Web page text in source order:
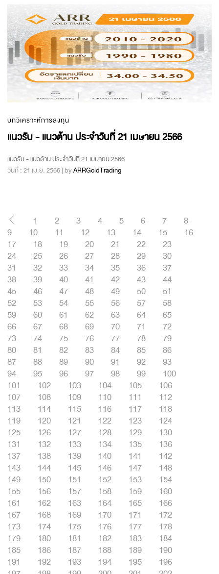
บทวิเคราะห์การลงทุน
แนวรับ - แนวต้าน ประจำวันที่ 21 เมษายน 2566
แนวรับ - แนวต้าน ประจำวันที่ 21 เมษายน 2566
วันที่ : 21 เม.ย. 2566 | byARRGoldTrading
1 2 3 4 5 6 7
8
9
10 11 12 13 14 15
16
17
18 19 20 21 22
23
24
25 26 27 28 29
30
31
32 33 34 35 36
37
38
39 40 41 42 43
44
45
46 47 48 49 50
51
52
53 54 55 56 57
58
59
60 61 62 63 64
65
66
67 68 69 70 71
72
73
74 75 76 77 78
79
80
81 82 83 84 85
86
87
88 89 90 91 92
93
94
95 96 97 98 99
100
101
102 103 104 105
106
107
108 109 110 111
112
113
114 115 116 117
118
119
120 121 122 123
124
125
126 127 128 129
130
131
132 133 134 135
136
137
138 139 140 141
142
143
144 145 146 147
148
149
150 151 152 153
154
155
156 157 158 159
160
161
162 163 164 165
166
167
168 169 170 171
172
173
174 175 176 177
178
179
180 181 182 183
184
185
186 187 188 189
190
191
192 193 194 195
196